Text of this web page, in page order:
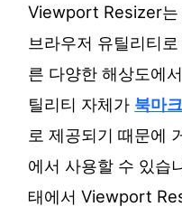
Viewport Resizer는
브라우저 유틸리티
른 다양한 해상도에
틸리티 자체가 북마
로 제공되기 때문에
에서 사용할 수 있습
태에서 Viewport